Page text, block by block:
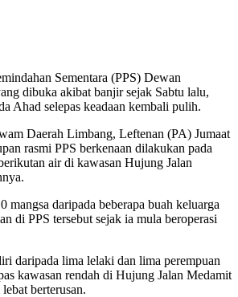
Sementara (PPS) Dewan
dibuka akibat banjir sejak Sabtu lalu,
Ahad selepas keadaan kembali pulih.
Daerah Limbang, Leftenan (PA) Jumaat
rasmi PPS berkenaan dilakukan pada
air di kawasan Hujung Jalan
mangsa daripada beberapa buah keluarga
di PPS tersebut sejak ia mula beroperasi
daripada lima lelaki dan lima perempuan
kawasan rendah di Hujung Jalan Medamit
berterusan.